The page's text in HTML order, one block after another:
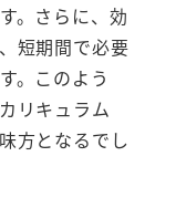
。さらに、効
短期間で必要
。このよう
リキュラム
方となるでし